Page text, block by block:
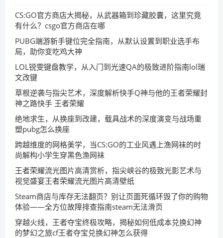
CS:GO官方商店大揭秘，从武器箱到珍藏胶囊，这里究竟
有什么？csgo官方商店在哪
PUBG端游新手键位完全指南，从默认设置到职业选手布
局，助你变吃鸡大神
LOL锐雯键盘教学，从入门到光速QA的极致进阶指南lol瑞
文改键
草根逆袭与指尖艺术，深度解析快手Q神与他的王者荣耀封
神之路快手 王者荣耀
绝地求生，从换座到改建，载具战术的深度演变与战场重
塑pubg怎么换座
跨越维度的网格美学，当CS:GO的工业风遇上渔网袜的时
尚解构小学生穿黑色渔网袜
王者荣耀流光图片高清赏析，指尖峡谷的极致光影艺术与
视觉盛宴王者荣耀流光图片高清壁纸
Steam商店与库存无法翻页？别让页面死循环毁了你的购物
体验——全方位故障排查指南steam无法滑页
穿越火线，王者夺宝终极攻略，揭秘如何低成本兑换幻神
的梦幻之旅cf王者夺宝兑换幻神怎么获得